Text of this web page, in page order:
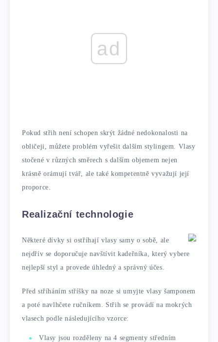
ad
Pokud střih není schopen skrýt žádné nedokonalosti na
obličeji, můžete problém vyřešit dalším stylingem. Vlasy
stočené v různých směrech s dalším objemem nejen
krásně orámují tvář, ale také kompetentně vyvažují její
proporce.
Realizační technologie
Některé dívky si ostříhají vlasy samy o sobě, ale
nejdřív se doporučuje navštívit kadeřníka, který vybere
nejlepší styl a provede úhledný a správný účes.
Před stříháním stříšky na noze si umyjte vlasy šamponem
a poté navlhčete ručníkem. Střih se provádí na mokrých
vlasech podle následujícího vzorce:
Vlasy jsou rozděleny na 4 segmenty středním